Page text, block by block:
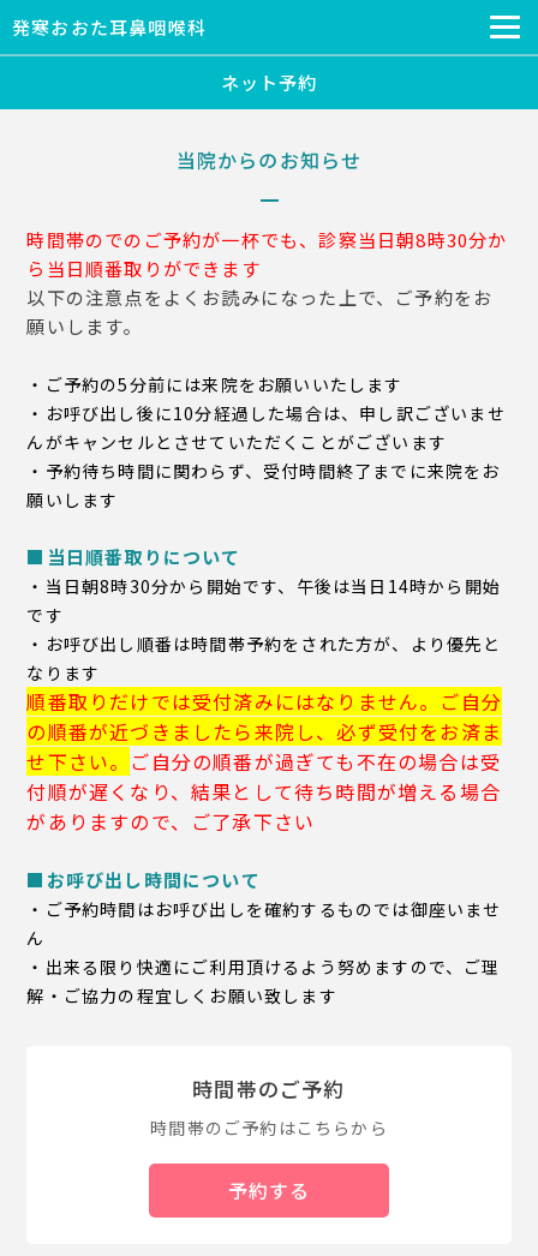
発寒おおた耳鼻咽喉科
ネット予約
当院からのお知らせ
時間帯のでのご予約が一杯でも、診察当日朝8時30分か
ら当日順番取りができます
以下の注意点をよくお読みになった上で、ご予約をお
願いします。
・ご予約の5分前には来院をお願いいたします
・お呼び出し後に10分経過した場合は、申し訳ございませ
んがキャンセルとさせていただくことがございます
・予約待ち時間に関わらず、受付時間終了までに来院をお
願いします
■当日順番取りについて
・当日朝8時30分から開始です、午後は当日14時から開始
です
・お呼び出し順番は時間帯予約をされた方が、より優先と
なります
順番取りだけでは受付済みにはなりません。ご自分
の順番が近づきましたら来院し、必ず受付をお済ま
せ下さい。 ご自分の順番が過ぎても不在の場合は受
付順が遅くなり、結果として待ち時間が増える場合
がありますので、ご了承下さい
■お呼び出し時間について
・ご予約時間はお呼び出しを確約するものでは御座いませ
ん
・出来る限り快適にご利用頂けるよう努めますので、ご理
解・ご協力の程宜しくお願い致します
時間帯のご予約
時間帯のご予約はこちらから
予約する